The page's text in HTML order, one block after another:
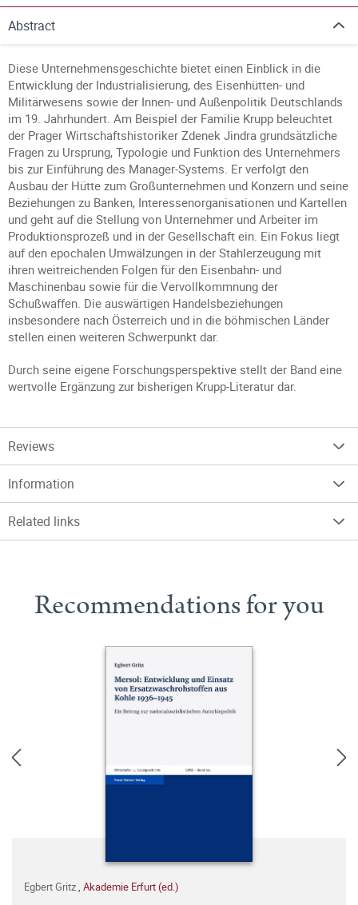
Abstract
Diese Unternehmensgeschichte bietet einen Einblick in die
Entwicklung der Industrialisierung, des Eisenhütten- und
Militärwesens sowie der Innen- und Außenpolitik Deutschlands
im 19. Jahrhundert. Am Beispiel der Familie Krupp beleuchtet
der Prager Wirtschaftshistoriker Zdenek Jindra grundsätzliche
Fragen zu Ursprung, Typologie und Funktion des Unternehmers
bis zur Einführung des Manager-Systems. Er verfolgt den
Ausbau der Hütte zum Großunternehmen und Konzern und seine
Beziehungen zu Banken, Interessenorganisationen und Kartellen
und geht auf die Stellung von Unternehmer und Arbeiter im
Produktionsprozeß und in der Gesellschaft ein. Ein Fokus liegt
auf den epochalen Umwälzungen in der Stahlerzeugung mit
ihren weitreichenden Folgen für den Eisenbahn- und
Maschinenbau sowie für die Vervollkommnung der
Schußwaffen. Die auswärtigen Handelsbeziehungen
insbesondere nach Österreich und in die böhmischen Länder
stellen einen weiteren Schwerpunkt dar.
Durch seine eigene Forschungsperspektive stellt der Band eine
wertvolle Ergänzung zur bisherigen Krupp-Literatur dar.
Reviews
Information
Related links
Recommendations for you
Egbert Gritz, Akademie Erfurt (ed.)